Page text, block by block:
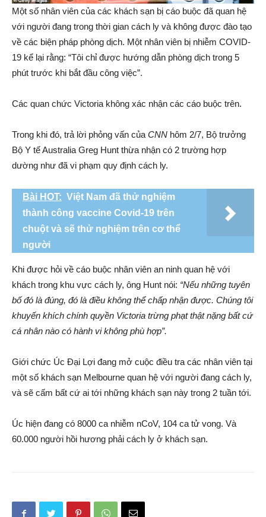
Một số nhân viên của các khách sạn bị cáo buộc đã quan hệ
với người đang trong thời gian cách ly và không được đào tạo
về các biện pháp phòng dịch. Một nhân viên bị nhiễm COVID-
19 kể lại rằng: “Tôi chỉ được hướng dẫn phòng dịch trong 5
phút trước khi bắt đầu công việc”.
Các quan chức Victoria không xác nhận các cáo buộc trên.
Trong khi đó, trả lời phỏng vấn của CNN hôm 2/7, Bộ trưởng
Bộ Y tế Australia Greg Hunt thừa nhận có 2 trường hợp
dường như đã vi phạm quy định cách ly.
Bài HOT: Việt Nam đã thử nghiệm
thành công vaccine Covid-19 trên
chuột và sẽ thử nghiệm trên cơ thể
người
Khi được hỏi về cáo buộc nhân viên an ninh quan hệ với
khách trong khu vực cách ly, ông Hunt nói: “Nếu những tuyên
bố đó là đúng, đó là điều không thể chấp nhận được. Chúng tôi
khuyến khích chính quyền Victoria trừng phạt thật nặng bất cứ
cá nhân nào có hành vi không phù hợp”.
Giới chức Úc Đại Lợi đang mở cuộc điều tra các nhân viên tại
một số khách sạn Melbourne quan hệ với người đang cách ly,
và sẽ cấm bất cứ ai tới những khách sạn này trong 2 tuần tới.
Úc hiện đang có 8000 ca nhiễm nCoV, 104 ca tử vong. Và
60.000 người hồi hương phải cách ly ở khách sạn.